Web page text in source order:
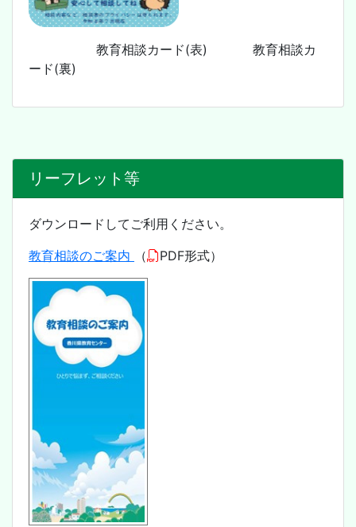
教育相談カード(表) 教育相談カ
ード(裏)
リーフレット等
ダウンロードしてご利用ください。
教育相談のご案内
（ PDF形式）